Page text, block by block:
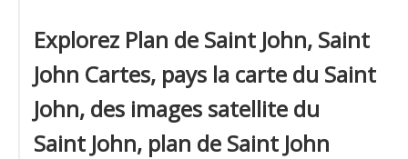
Explorez Plan de Saint John, Saint
John Cartes, pays la carte du Saint
John, des images satellite du
Saint John, plan de Saint John